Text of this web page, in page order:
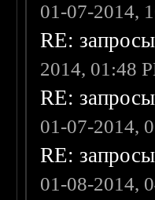
01-07-2014,
RE:
2014, 01:48
RE:
01-07-2014,
RE:
01-08-2014,